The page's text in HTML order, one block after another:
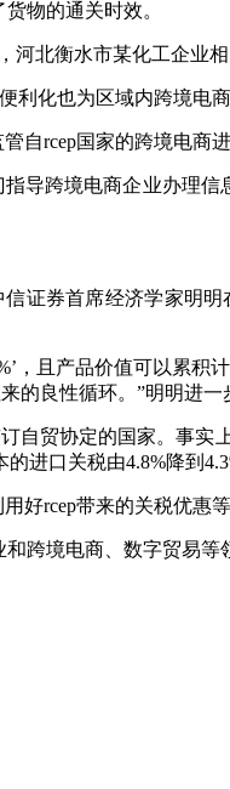
物的通关时效。
河北衡水市某化工企
利化也为区域内跨境电
自rcep国家的跨境电商
导跨境电商企业办理
证券首席经济学家明
，且产品价值可以累
的良性循环。”明明进一
自贸协定的国家。事
进口关税由4.8%降到
好rcep带来的关税优
跨境电商、数字贸易等